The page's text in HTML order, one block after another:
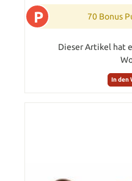
P 70 Bonus
Dieser Artikel hat
In den